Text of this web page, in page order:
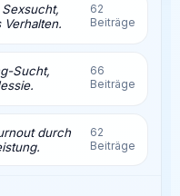
62
Beiträge
Sucht,
66
Beiträge
durch
62
Beiträge